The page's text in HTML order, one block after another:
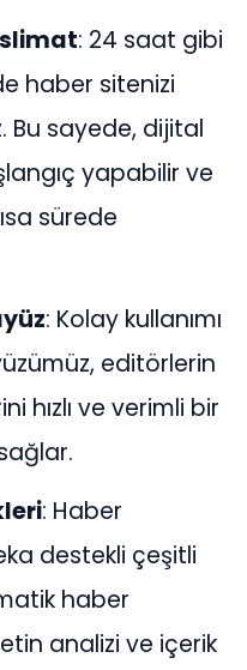
: 24 saat gibi
haber sitenizi
Bu sayede, dijital
yapabilir ve
sürede
: Kolay kullanımı
editörlerin
hızlı ve verimli bir
: Haber
destekli çeşitli
haber
analizi ve içerik